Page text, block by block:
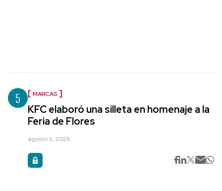
5 MARCAS
KFC elaboró una silleta en homenaje a la
Feria de Flores
agosto 5, 2026